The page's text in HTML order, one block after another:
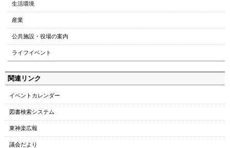
本
メ
ー
生活環境
産業
公共施設・役場の案内
ライフイベント
関連リンク
イベントカレンダー
図書検索システム
東神楽広報
議会だより